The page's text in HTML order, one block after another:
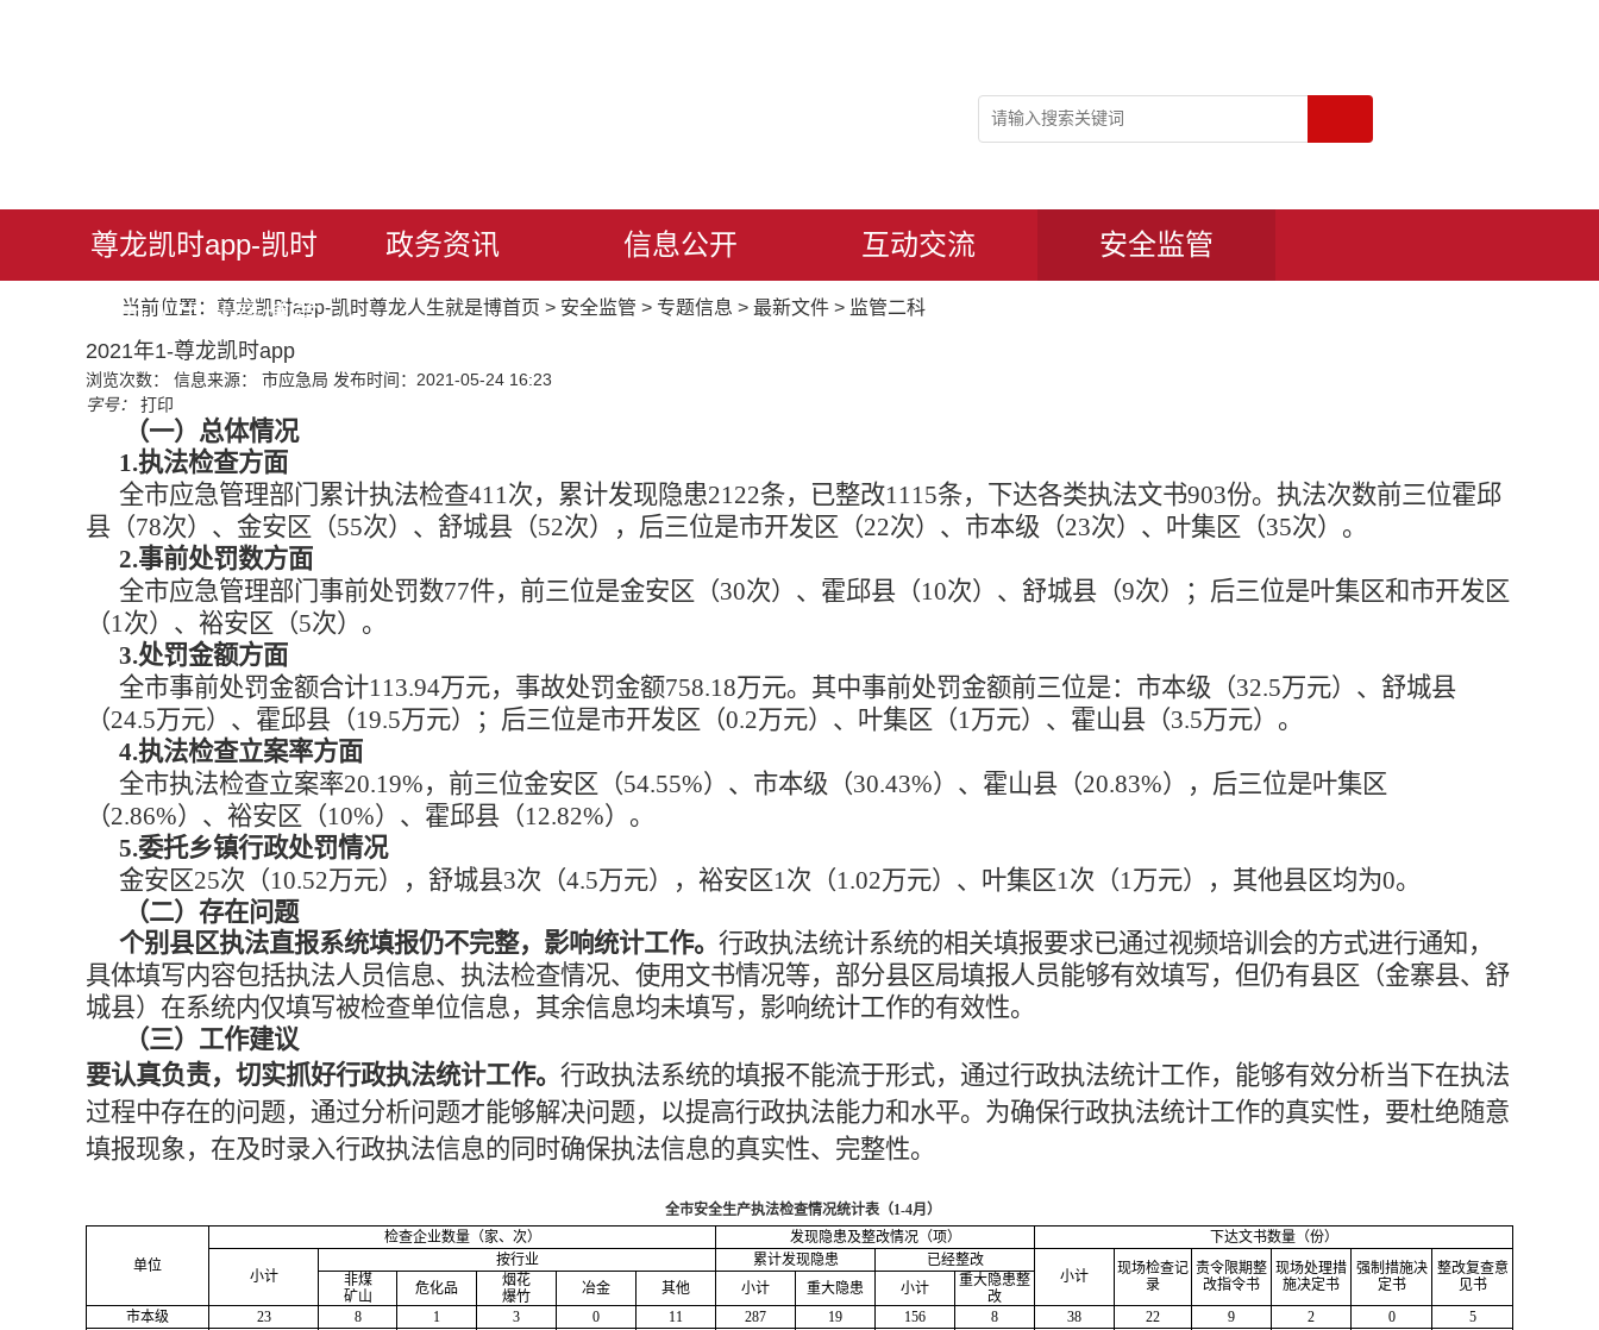
尊龙凯时app-凯时
尊龙人生就是博首
页
政务资讯 信息公开 互动交流 安全监管
当前位置： 尊龙凯时app-凯时尊龙人生就是博首页 > 安全监管 > 专题信息 > 最新文件 > 监管二科
2021年1-尊龙凯时app
浏览次数： 信息来源： 市应急局 发布时间：2021-05-24 16:23
字号：
打印
（一）总体情况
1.执法检查方面
全市应急管理部门累计执法检查411次，累计发现隐患2122条，已整改1115条，下达各类执法文书903份。执法次数前三位霍邱
县（78次）、金安区（55次）、舒城县（52次），后三位是市开发区（22次）、市本级（23次）、叶集区（35次）。
2.事前处罚数方面
全市应急管理部门事前处罚数77件，前三位是金安区（30次）、霍邱县（10次）、舒城县（9次）；后三位是叶集区和市开发区
（1次）、裕安区（5次）。
3.处罚金额方面
全市事前处罚金额合计113.94万元，事故处罚金额758.18万元。其中事前处罚金额前三位是：市本级（32.5万元）、舒城县
（24.5万元）、霍邱县（19.5万元）；后三位是市开发区（0.2万元）、叶集区（1万元）、霍山县（3.5万元）。
4.执法检查立案率方面
全市执法检查立案率20.19%，前三位金安区（54.55%）、市本级（30.43%）、霍山县（20.83%），后三位是叶集区
（2.86%）、裕安区（10%）、霍邱县（12.82%）。
5.委托乡镇行政处罚情况
金安区25次（10.52万元），舒城县3次（4.5万元），裕安区1次（1.02万元）、叶集区1次（1万元），其他县区均为0。
（二）存在问题
个别县区执法直报系统填报仍不完整，影响统计工作。 行政执法统计系统的相关填报要求已通过视频培训会的方式进行通知，
具体填写内容包括执法人员信息、执法检查情况、使用文书情况等，部分县区局填报人员能够有效填写，但仍有县区（金寨县、舒
城县）在系统内仅填写被检查单位信息，其余信息均未填写，影响统计工作的有效性。
（三）工作建议
要认真负责，切实抓好行政执法统计工作。 行政执法系统的填报不能流于形式，通过行政执法统计工作，能够有效分析当下在执法
过程中存在的问题，通过分析问题才能够解决问题，以提高行政执法能力和水平。为确保行政执法统计工作的真实性，要杜绝随意
填报现象，在及时录入行政执法信息的同时确保执法信息的真实性、完整性。
全市安全生产执法检查情况统计表（1-4月）
单位
检查企业数量（家、次） 发现隐患及整改情况（项） 下达文书数量（份）
小计
按行业 累计发现隐患
已经整改
小计
现场检查记
录
责令限期整
改指令书
现场处理措
施决定书
强制措施决
定书
整改复查意
见书
非煤
矿山
危化品
烟花
爆竹
冶金 其他 小计 重大隐患 小计
重大隐患整
改
市本级
23 8 1 3 0 11 287 19 156 8 38 22 9 2 0
5